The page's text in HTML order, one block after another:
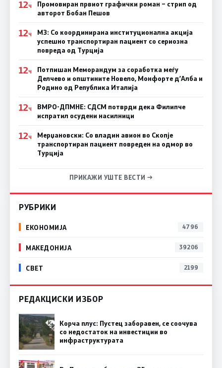
12Ч
Промовиран првиот графички роман – стрип од
авторот Бобан Пешов
12Ч
МЗ: Со координирана институционална акција
успешно транспортиран пациент со сериозна
повреда од Турција
12Ч
Потпишан Меморандум за соработка меѓу
Делчево и општините Новело, Монфорте д’Алба и
Родино од Република Италија
12Ч
ВМРО-ДПМНЕ: СДСM потврди дека Филипче
испратил осудени насилници
12Ч
Мерџановски: Со владин авион во Скопје
транспортиран пациент повреден на одмор во
Турција
ПРИКАЖИ УШТЕ ВЕСТИ →
РУБРИКИ
ЕКОНОМИЈА 4796
МАКЕДОНИЈА 39206
СВЕТ 2199
РЕДАКЦИСКИ ИЗБОР
Корча плус: Пустец заборавен, се соочува
со недостаток на инвестиции во
инфраструктурата